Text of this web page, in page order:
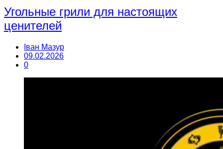
Угольные грили для настоящих
ценителей
Іван Мазур
09.02.2026
0